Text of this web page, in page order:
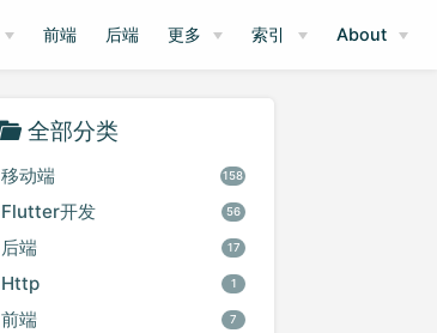
前端 后端 更多 索引 About
全部分类
移动端 158
Flutter开发 56
后端 17
Http 1
前端 7